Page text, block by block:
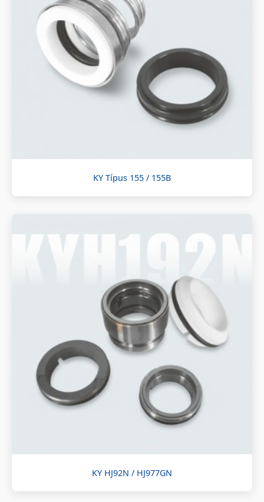
KY Típus 155 / 155B
KY HJ92N / HJ977GN